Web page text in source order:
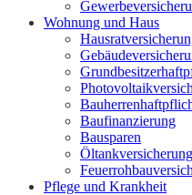
Wohnung und Haus
Baufinanzierung
Bausparen
Öltankversicherung
Pflege und Krankheit